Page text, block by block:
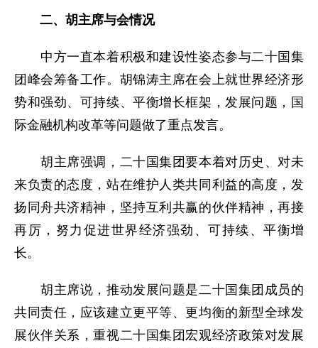
二、胡主席与会情况
中方一直本着积极和建设性姿态参与二十国集
团峰会筹备工作。胡锦涛主席在会上就世界经济形
势和强劲、可持续、平衡增长框架，发展问题，国
际金融机构改革等问题做了重点发言。
胡主席强调，二十国集团要本着对历史、对未
来负责的态度，站在维护人类共同利益的高度，发
扬同舟共济精神，坚持互利共赢的伙伴精神，再接
再厉，努力促进世界经济强劲、可持续、平衡增
长。
胡主席说，推动发展问题是二十国集团成员的
共同责任，应该建立更平等、更均衡的新型全球发
展伙伴关系，重视二十国集团宏观经济政策对发展